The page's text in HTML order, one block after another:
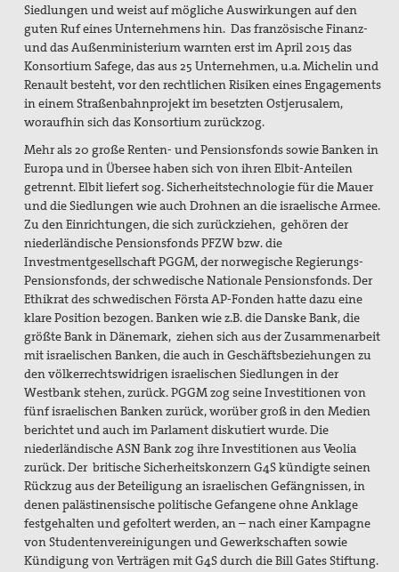
Siedlungen und weist auf mögliche Auswirkungen auf den
guten Ruf eines Unternehmens hin. Das französische Finanz-
und das Außenministerium warnten erst im April 2015 das
Konsortium Safege, das aus 25 Unternehmen, u.a. Michelin und
Renault besteht, vor den rechtlichen Risiken eines Engagements
in einem Straßenbahnprojekt im besetzten Ostjerusalem,
woraufhin sich das Konsortium zurückzog.
Mehr als 20 große Renten- und Pensionsfonds sowie Banken in
Europa und in Übersee haben sich von ihren Elbit-Anteilen
getrennt. Elbit liefert sog. Sicherheitstechnologie für die Mauer
und die Siedlungen wie auch Drohnen an die israelische Armee.
Zu den Einrichtungen, die sich zurückziehen, gehören der
niederländische Pensionsfonds PFZW bzw. die
Investmentgesellschaft PGGM, der norwegische Regierungs-
Pensionsfonds, der schwedische Nationale Pensionsfonds. Der
Ethikrat des schwedischen Första AP-Fonden hatte dazu eine
klare Position bezogen. Banken wie z.B. die Danske Bank, die
größte Bank in Dänemark, ziehen sich aus der Zusammenarbeit
mit israelischen Banken, die auch in Geschäftsbeziehungen zu
den völkerrechtswidrigen israelischen Siedlungen in der
Westbank stehen, zurück. PGGM zog seine Investitionen von
fünf israelischen Banken zurück, worüber groß in den Medien
berichtet und auch im Parlament diskutiert wurde. Die
niederländische ASN Bank zog ihre Investitionen aus Veolia
zurück. Der britische Sicherheitskonzern G4S kündigte seinen
Rückzug aus der Beteiligung an israelischen Gefängnissen, in
denen palästinensische politische Gefangene ohne Anklage
festgehalten und gefoltert werden, an – nach einer Kampagne
von Studentenvereinigungen und Gewerkschaften sowie
Kündigung von Verträgen mit G4S durch die Bill Gates Stiftung.